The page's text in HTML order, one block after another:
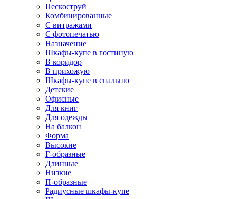
Пескоструй
Комбинированные
С витражами
С фотопечатью
Назначение
Шкафы-купе в гостиную
В коридор
В прихожую
Шкафы-купе в спальню
Детские
Офисные
Для книг
Для одежды
На балкон
Форма
Высокие
Г-образные
Длинные
Низкие
П-образные
Радиусные шкафы-купе